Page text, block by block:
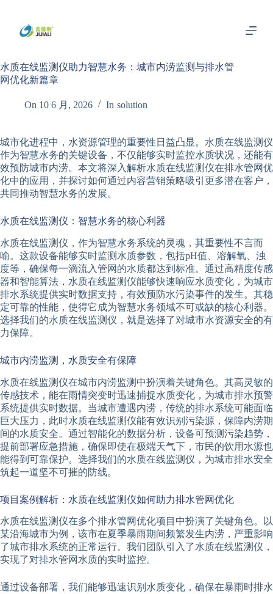
内
水质在线监测仪助力智慧水务：城市内涝监测与排水管
网优化新篇章
On 10 6 月, 2026 In solution
城市化进程中，水资源管理的重要性日益凸显。水质在线监测仪
作为智慧水务的关键设备，不仅能够实时监控水质状况，还能有
效预防城市内涝。本文将深入解析水质在线监测仪在排水管网优
化中的应用，并探讨如何通过内容营销策略吸引更多潜在客户，
共同推动智慧水务的发展。
水质在线监测仪：智慧水务的核心利器
水质在线监测仪，作为智慧水务系统的灵魂，其重要性不言而
喻。这款设备能够实时监测水质参数，包括pH值、溶解氧、浊
度等，确保每一滴流入管网的水质都达到标准。通过高精度传感
器和智能算法，水质在线监测仪能够快速响应水质变化，为城市
排水系统提供实时数据支持，有效预防水污染事件的发生。其稳
定可靠的性能，使得它成为智慧水务领域不可或缺的核心利器。
选择我们的水质在线监测仪，就是选择了对城市水资源安全的有
力保障。
城市内涝监测，水质安全有保障
水质在线监测仪在城市内涝监测中扮演着关键角色。其高灵敏的
传感技术，能在雨情突变时迅速捕捉水质变化，为城市排水预警
系统提供实时数据。当城市遭遇内涝，传统的排水系统可能面临
巨大压力，此时水质在线监测仪能有效识别污染源，保障内涝期
间的水质安全。通过智能化的数据分析，设备可预测污染趋势，
提前部署应急措施，确保即使在极端天气下，市民的饮用水源也
能得到可靠保护。选择我们的水质在线监测仪，为城市排水安全
筑起一道坚不可摧的防线。
项目案例解析：水质在线监测仪如何助力排水管网优化
水质在线监测仪在多个排水管网优化项目中扮演了关键角色。以
某沿海城市为例，该市在夏季暴雨期间频繁发生内涝，严重影响
了城市排水系统的正常运行。我们团队引入了水质在线监测仪，
实现了对排水管网水质的实时监控。
通过设备部署，我们能够迅速识别水质变化，确保在暴雨时排水